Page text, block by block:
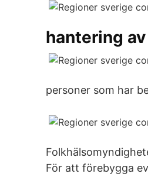
hantering
personer som har
För att förebygga